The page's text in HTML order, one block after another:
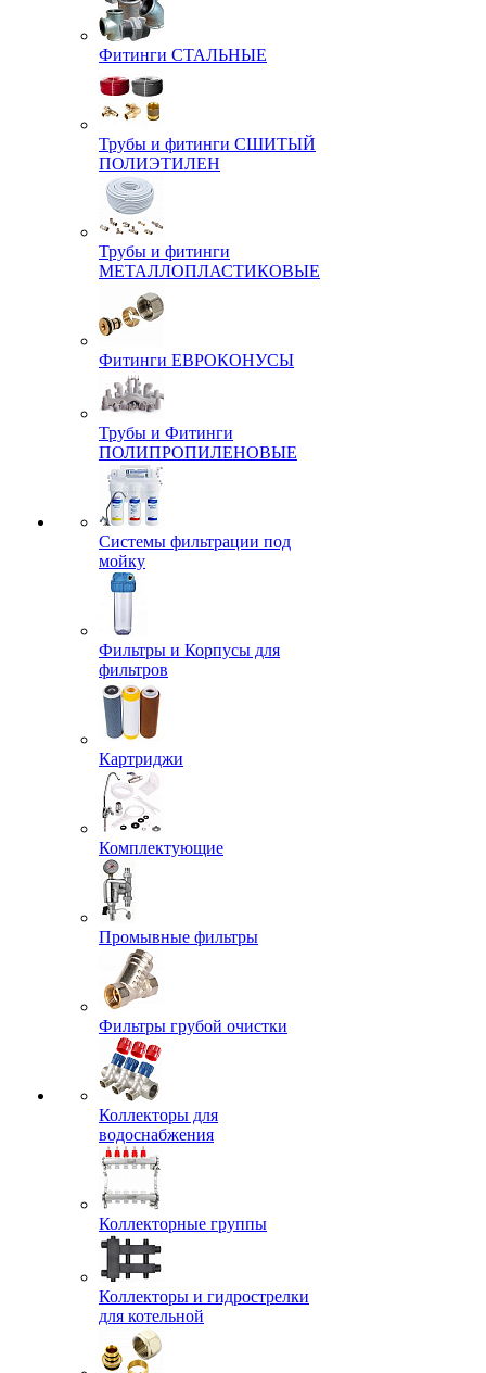
Фитинги СТАЛЬНЫЕ
Трубы и фитинги СШИТЫЙ
ПОЛИЭТИЛЕН
Трубы и фитинги
МЕТАЛЛОПЛАСТИКОВЫЕ
Фитинги ЕВРОКОНУСЫ
Трубы и Фитинги
ПОЛИПРОПИЛЕНОВЫЕ
Системы фильтрации под
мойку
Фильтры и Корпусы для
фильтров
Картриджи
Комплектующие
Промывные фильтры
Фильтры грубой очистки
Коллекторы для
водоснабжения
Коллекторные группы
Коллекторы и гидрострелки
для котельной